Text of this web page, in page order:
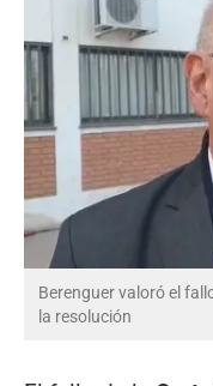
Berenguer valoró el
la resolución